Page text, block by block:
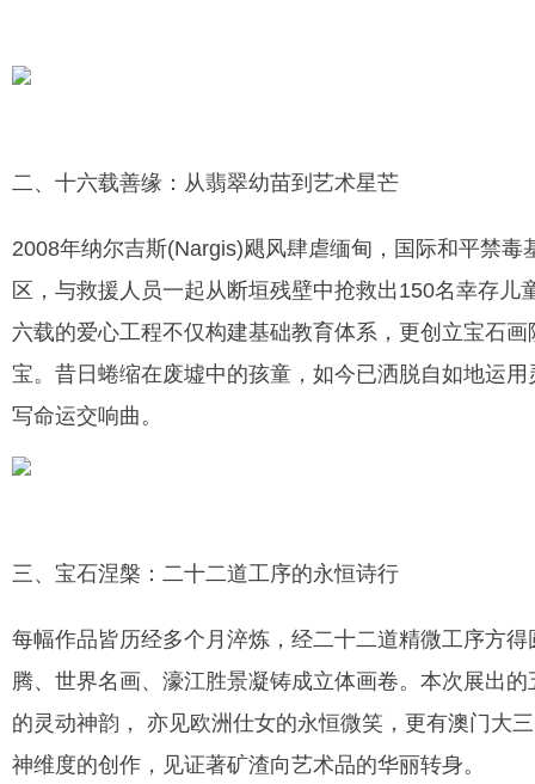
二、十六载善缘：从翡翠幼苗到艺术星芒
2008年纳尔吉斯(Nargis)飓风肆虐缅甸，国际和平禁
区，与救援人员一起从断垣残壁中抢救出150名幸存儿
六载的爱心工程不仅构建基础教育体系，更创立宝石
宝。昔日蜷缩在废墟中的孩童，如今已洒脱自如地运
写命运交响曲。
三、宝石涅槃：二十二道工序的永恒诗行
每幅作品皆历经多个月淬炼，经二十二道精微工序方
腾、世界名画、濠江胜景凝铸成立体画卷。本次展出
的灵动神韵， 亦见欧洲仕女的永恒微笑，更有澳门大
神维度的创作，见证著矿渣向艺术品的华丽转身。